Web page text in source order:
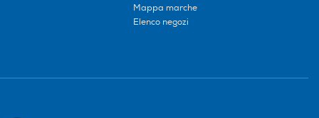
Mappa marche
Elenco negozi